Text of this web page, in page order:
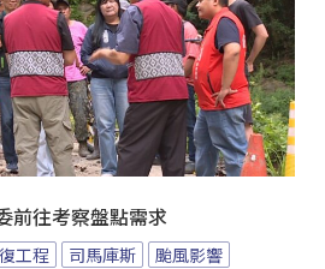
前往考察盤點需求
工程 司馬庫斯 颱風影響